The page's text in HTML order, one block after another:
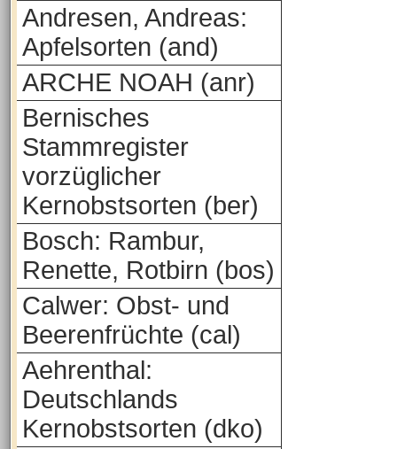
Andresen, Andreas:
Apfelsorten (and)
ARCHE NOAH (anr)
Bernisches
Stammregister
vorzüglicher
Kernobstsorten (ber)
Bosch: Rambur,
Renette, Rotbirn (bos)
Calwer: Obst- und
Beerenfrüchte (cal)
Aehrenthal:
Deutschlands
Kernobstsorten (dko)